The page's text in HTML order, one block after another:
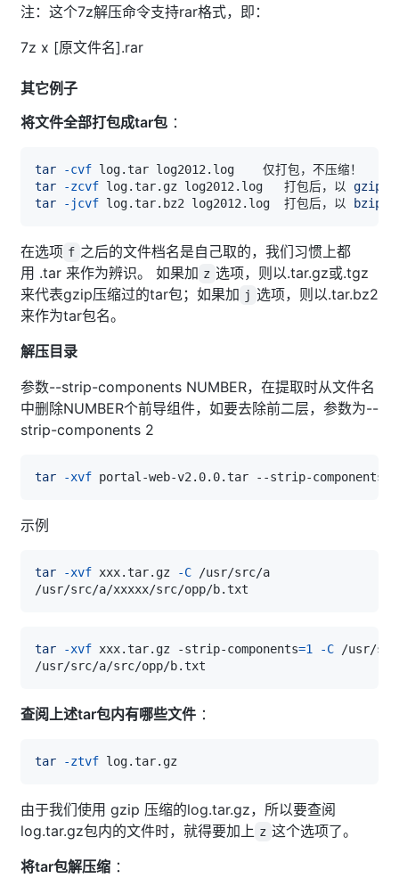
注：这个7z解压命令支持rar格式，即：
7z x [原文件名].rar
其它例子
将文件全部打包成tar包 ：
tar -cvf
tar
-zcvf log.tar.gz log2012.log   打包后，以 gzip
tar
-jcvf log.tar.bz2 log2012.log  打包后，以 bzip2
在选项 f 之后的文件档名是自己取的，我们习惯上都
用 .tar 来作为辨识。 如果加 z 选项，则以.tar.gz或.tgz
来代表gzip压缩过的tar包；如果加 j 选项，则以.tar.bz2
来作为tar包名。
解压目录
参数--strip-components NUMBER，在提取时从文件名
中删除NUMBER个前导组件，如要去除前二层，参数为--
strip-components 2
tar -xvf portal-web-v2.0.0.tar --strip-components
示例
tar -xvf xxx.tar.gz -C
tar -xvf xxx.tar.gz -strip-components=1
-C
查阅上述tar包内有哪些文件 ：
tar -ztvf
由于我们使用 gzip 压缩的log.tar.gz，所以要查阅
log.tar.gz包内的文件时，就得要加上 z 这个选项了。
将tar包解压缩 ：